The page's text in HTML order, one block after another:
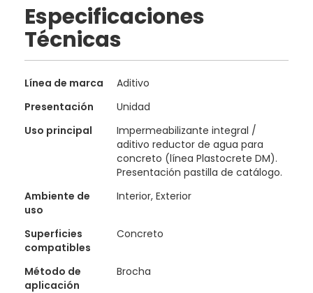
Especificaciones
Técnicas
Especificaciones
técnicas
Línea de marca
Aditivo
Presentación
Unidad
Uso principal
Impermeabilizante integral /
aditivo reductor de agua para
concreto (línea Plastocrete DM).
Presentación pastilla de catálogo.
Ambiente de
uso
Interior, Exterior
Superficies
compatibles
Concreto
Método de
aplicación
Brocha